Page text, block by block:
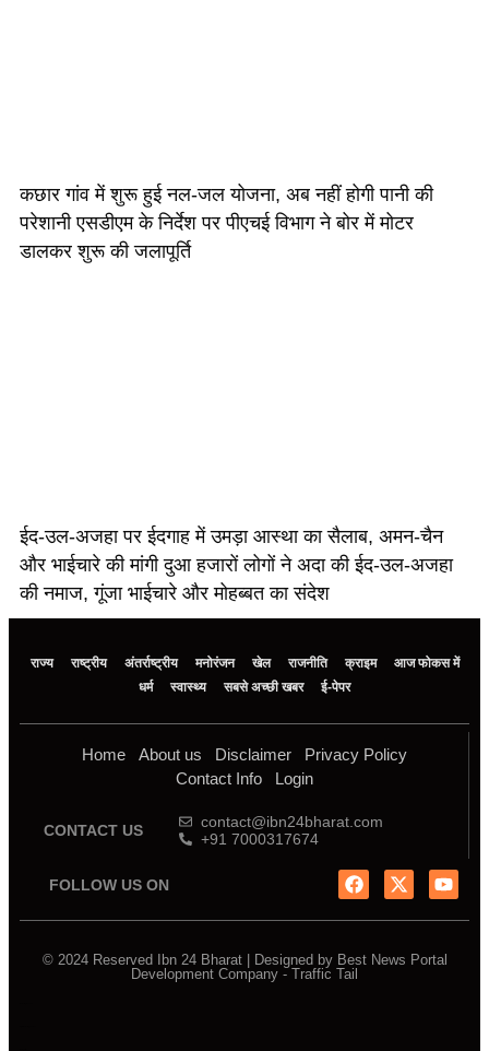
कछार गांव में शुरू हुई नल-जल योजना, अब नहीं होगी पानी की
परेशानी एसडीएम के निर्देश पर पीएचई विभाग ने बोर में मोटर
डालकर शुरू की जलापूर्ति
ईद-उल-अजहा पर ईदगाह में उमड़ा आस्था का सैलाब, अमन-चैन
और भाईचारे की मांगी दुआ हजारों लोगों ने अदा की ईद-उल-अजहा
की नमाज, गूंजा भाईचारे और मोहब्बत का संदेश
राज्य राष्ट्रीय अंतर्राष्ट्रीय मनोरंजन खेल राजनीति क्राइम
आज फोकस में
धर्म
स्वास्थ्य सबसे अच्छी खबर ई-पेपर
Home About us Disclaimer
Privacy Policy
Contact Info
Login
CONTACT US
contact@ibn24bharat.com
+91 7000317674
FOLLOW US ON
© 2024 Reserved Ibn 24 Bharat | Designed by Best News Portal
Development Company - Traffic Tail